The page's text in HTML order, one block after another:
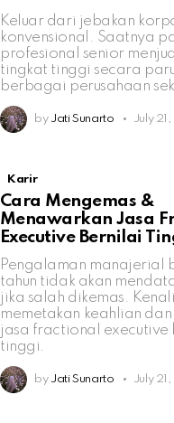
Keluar dari jebakan
konvensional. Saatnya
profesional senior
tingkat tinggi secara
berbagai perusahaan
by Jati Sunarto July
Karir
Cara Mengemas &
Menawarkan Jasa
Executive Bernilai
Pengalaman manajerial
tahun tidak akan
jika salah dikemas.
memetakan keahlian
jasa fractional executive
tinggi.
by Jati Sunarto July